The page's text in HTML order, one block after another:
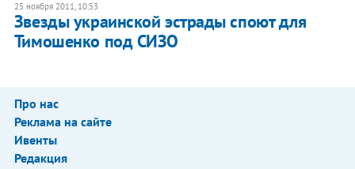
25 ноября 2011, 10:53
Звезды украинской эстрады споют для
Тимошенко под СИЗО
Про нас
Реклама на сайте
Ивенты
Редакция